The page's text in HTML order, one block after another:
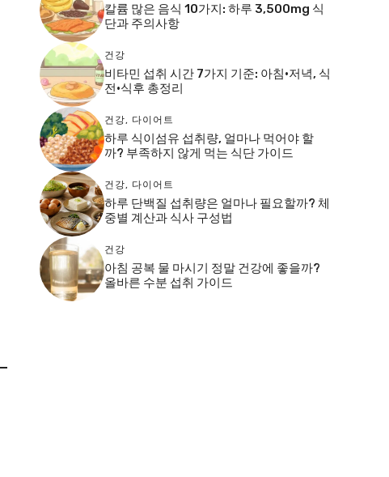
칼륨 많은 음식 10가지: 하루 3,500mg 식
단과 주의사항
건강
비타민 섭취 시간 7가지 기준: 아침·저녁, 식
전·식후 총정리
건강, 다이어트
하루 식이섬유 섭취량, 얼마나 먹어야 할
까? 부족하지 않게 먹는 식단 가이드
건강, 다이어트
하루 단백질 섭취량은 얼마나 필요할까? 체
중별 계산과 식사 구성법
건강
아침 공복 물 마시기 정말 건강에 좋을까?
올바른 수분 섭취 가이드